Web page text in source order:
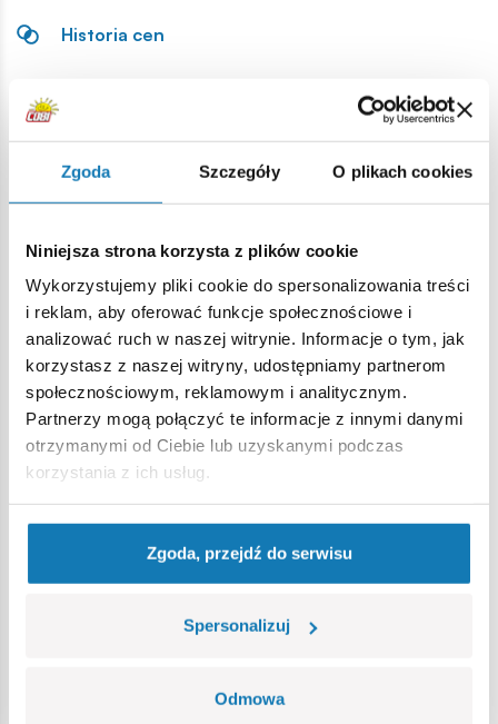
Zgoda Szczegóły O plikach cookies
Niniejsza strona korzysta z plików cookie
Wykorzystujemy pliki cookie do spersonalizowania treści
i reklam, aby oferować funkcje społecznościowe i
analizować ruch w naszej witrynie. Informacje o tym, jak
korzystasz z naszej witryny, udostępniamy partnerom
społecznościowym, reklamowym i analitycznym.
Partnerzy mogą połączyć te informacje z innymi danymi
otrzymanymi od Ciebie lub uzyskanymi podczas
korzystania z ich usług.
Zgoda, przejdź do serwisu
Spersonalizuj
Odmowa
Historia cen
Opis
Lokalizacja produktu:
Ostrzeżenie
Nieodpowiednie dla dzieci w wieku poniżej 3 lat. Zawiera
małe części, które mogą zostać połknięte lub wchłonięte
(ryzyko zadławienia). Zalecamy zachowanie opakowania w
celach informacyjnych. Zachowuje się prawo do zmiany
kolorów i szczegółów technicznych.
Bestsellery w kategorii